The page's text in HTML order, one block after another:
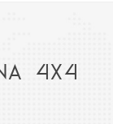
4X4